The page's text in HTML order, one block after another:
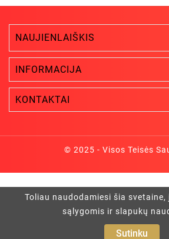
Toliau naudodamiesi šia
sąlygomis ir slapukų
Sutinku
NAUJIENLAIŠKIS
INFORMACIJA
KONTAKTAI
© 2025 - Visos Teisės